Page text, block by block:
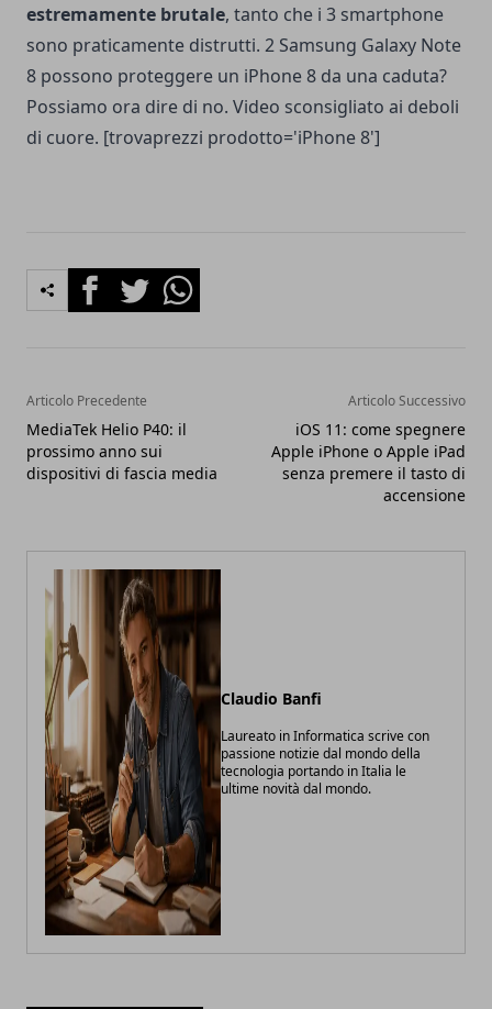
estremamente brutale, tanto che i 3 smartphone
sono praticamente distrutti. 2 Samsung Galaxy Note
8 possono proteggere un iPhone 8 da una caduta?
Possiamo ora dire di no. Video sconsigliato ai deboli
di cuore. [trovaprezzi prodotto='iPhone 8']
FacebookTwitterWhatsapp
Articolo Precedente
MediaTek Helio P40: il
prossimo anno sui
dispositivi di fascia media
Articolo Successivo
iOS 11: come spegnere
Apple iPhone o Apple iPad
senza premere il tasto di
accensione
Claudio Banfi
Laureato in Informatica scrive con
passione notizie dal mondo della
tecnologia portando in Italia le
ultime novità dal mondo.